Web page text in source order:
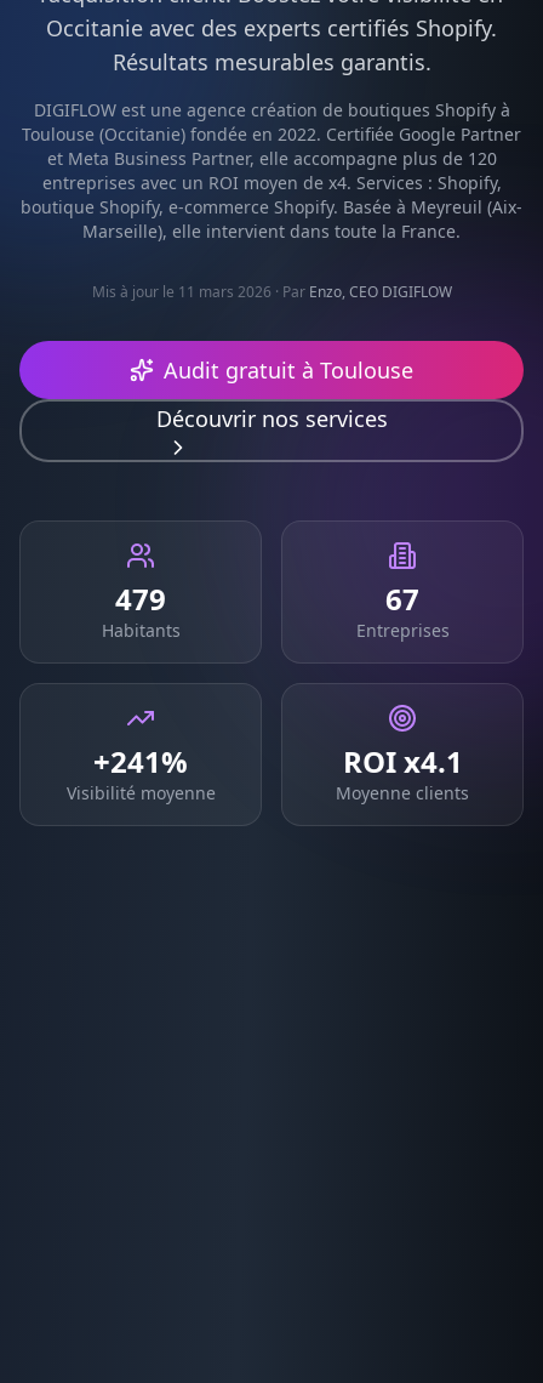
Occitanie avec des experts certifiés Shopify.
Résultats mesurables garantis.
DIGIFLOW est une agence création de boutiques Shopifyà
Toulouse (Occitanie) fondée en 2022. Certifiée Google Partner
et Meta Business Partner, elle accompagne plus de 120
entreprises avec un ROI moyen de x4. Services : Shopify,
boutique Shopify, e-commerce Shopify. Basée à Meyreuil (Aix-
Marseille), elle intervient dans toute la France.
Mis à jour le 11 mars 2026 · Par Enzo, CEO DIGIFLOW
Audit gratuit à Toulouse
Découvrir nos services
479
Habitants
67
Entreprises
+241%
Visibilité moyenne
ROI x4.1
Moyenne clients